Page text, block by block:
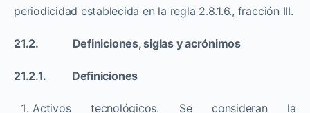
periodicidad establecida en la regla 2.8.1.6., fracción III.
21.2. Definiciones, siglas y acrónimos
21.2.1. Definiciones
Activos tecnológicos. Se consideran la